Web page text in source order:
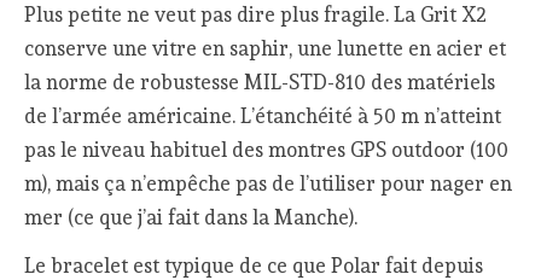
Plus petite ne veut pas dire plus fragile. La Grit X2
conserve une vitre en saphir, une lunette en acier et
la norme de robustesse MIL-STD-810 des matériels
de l’armée américaine. L’étanchéité à 50 m n’atteint
pas le niveau habituel des montres GPS outdoor (100
m), mais ça n’empêche pas de l’utiliser pour nager en
mer (ce que j’ai fait dans la Manche).
Le bracelet est typique de ce que Polar fait depuis